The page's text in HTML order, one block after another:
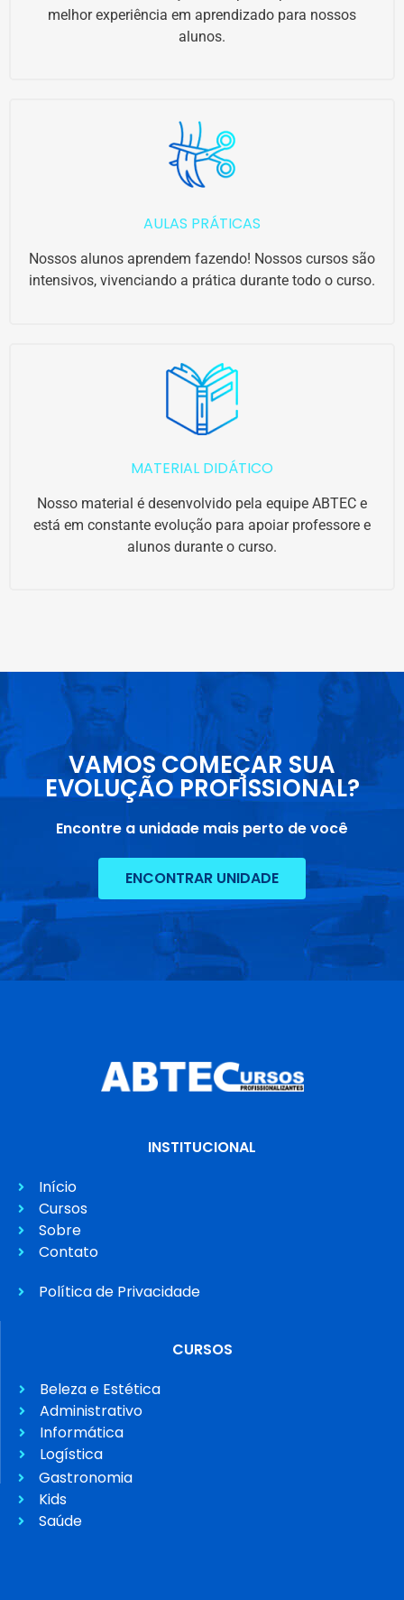
melhor experiência em aprendizado para nossos
alunos.
AULAS PRÁTICAS
Nossos alunos aprendem fazendo! Nossos cursos são
intensivos, vivenciando a prática durante todo o curso.
MATERIAL DIDÁTICO
Nosso material é desenvolvido pela equipe ABTEC e
está em constante evolução para apoiar professore e
alunos durante o curso.
VAMOS COMEÇAR SUA
EVOLUÇÃO PROFISSIONAL?
Encontre a unidade mais perto de você
ENCONTRAR UNIDADE
INSTITUCIONAL
Início
Cursos
Sobre
Contato
Política de Privacidade
CURSOS
Beleza e Estética
Administrativo
Informática
Logística
Gastronomia
Kids
Saúde